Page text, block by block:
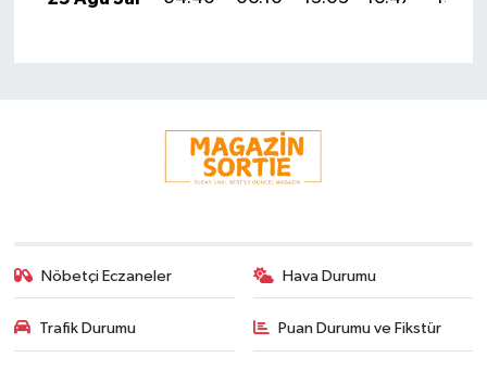
Nöbetçi Eczaneler Hava Durumu
Trafik Durumu Puan Durumu ve Fikstür